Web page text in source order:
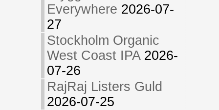
Everywhere 2026-07-
27
Stockholm Organic
West Coast IPA 2026-
07-26
RajRaj Listers Guld
2026-07-25